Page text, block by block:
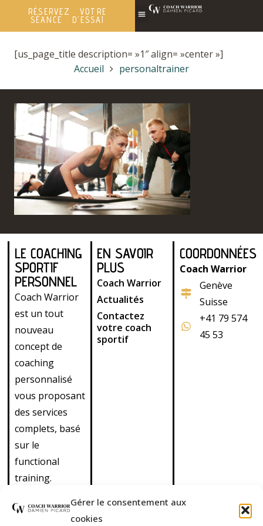
Gérer le consentement aux
cookies
RÉSERVEZ VOTRE
SÉANCE D'ESSAI
[us_page_title description= »1″ align= »center »]
Accueil
personaltrainer
LE COACHING
SPORTIF
PERSONNEL
Coach Warrior
est un tout
nouveau
concept de
coaching
personnalisé
vous proposant
des services
complets, basé
sur le
functional
training.
également nos
EN SAVOIR
PLUS
Coach Warrior
Actualités
Contactez
votre coach
sportif
COORDONNÉES
Coach Warrior
Genève
Suisse
+41 79 574
45 53